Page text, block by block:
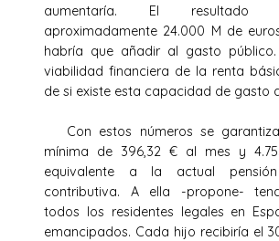
aumentaría. El resultado
aproximadamente 24.000 M de
habría que añadir al gasto
viabilidad financiera de la renta
de si existe esta capacidad de gasto
Con estos números se
mínima de 396,32 € al mes y
equivalente a la actual
contributiva. A ella -propone-
todos los residentes legales en
emancipados. Cada hijo recibiría el